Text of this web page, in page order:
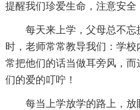
提醒我们珍爱生命，注意安全
每天来上学，父母总不
时，老师常常教导我们：学
常把他们的话当做耳旁风，
们的爱的叮咛！
每当上学放学的路上，